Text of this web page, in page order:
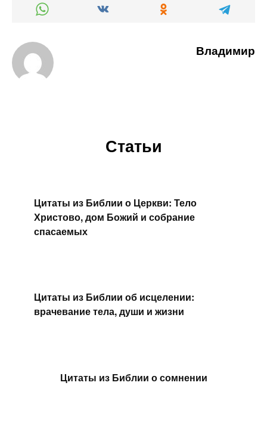
Владимир
Статьи
Цитаты из Библии о Церкви: Тело
Христово, дом Божий и собрание
спасаемых
Цитаты из Библии об исцелении:
врачевание тела, души и жизни
Цитаты из Библии о сомнении